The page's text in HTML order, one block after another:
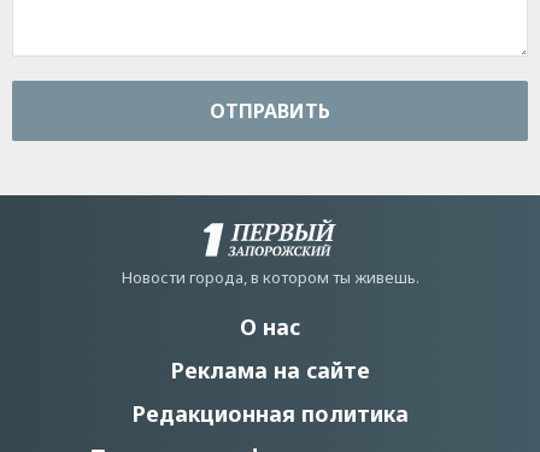
ОТПРАВИТЬ
Новости города, в котором ты живешь.
О нас
Реклама на сайте
Редакционная политика